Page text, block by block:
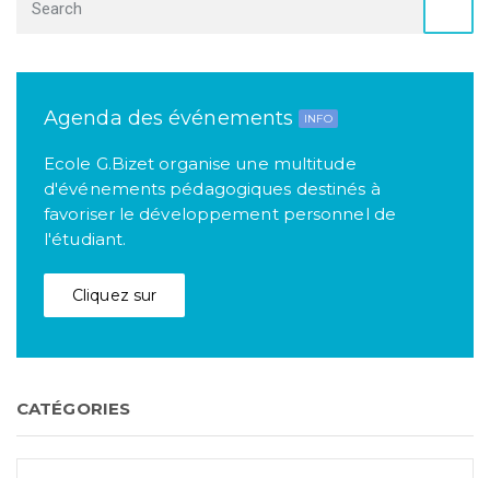
Agenda des événements INFO
Ecole G.Bizet organise une multitude
d'événements pédagogiques destinés à
favoriser le développement personnel de
l'étudiant.
Cliquez sur
CATÉGORIES